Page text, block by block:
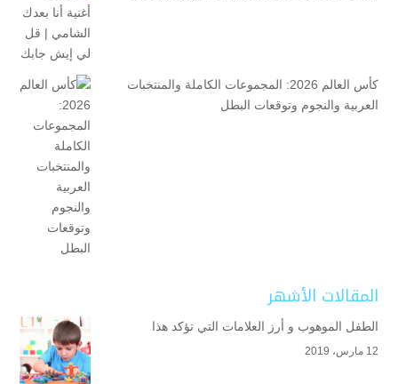
كأس العالم 2026: المجموعات الكاملة والمنتخبات
العربية والنجوم وتوقعات البطل
المقالات الأشهر
الطفل الموهوب و أرز العلامات التي تؤكد هذا
12 مارس، 2019